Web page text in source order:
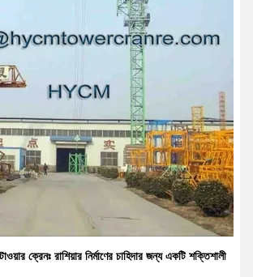
ক্রেনঃ রাশিয়ার নির্মাণের চাহিদার জন্য একটি শক্তিশালী